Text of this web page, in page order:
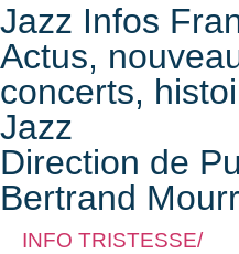
Jazz Infos
Actus,
concerts,
Jazz
Direction de
Bertrand
INFO TRISTESSE/